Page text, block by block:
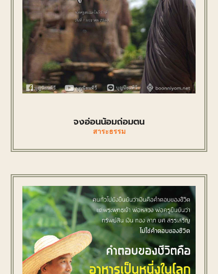
จงอ่อนน้อมถ่อมตน
สาระธรรม